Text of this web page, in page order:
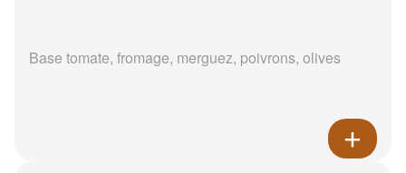
Base tomate, fromage, merguez, poivrons, olives